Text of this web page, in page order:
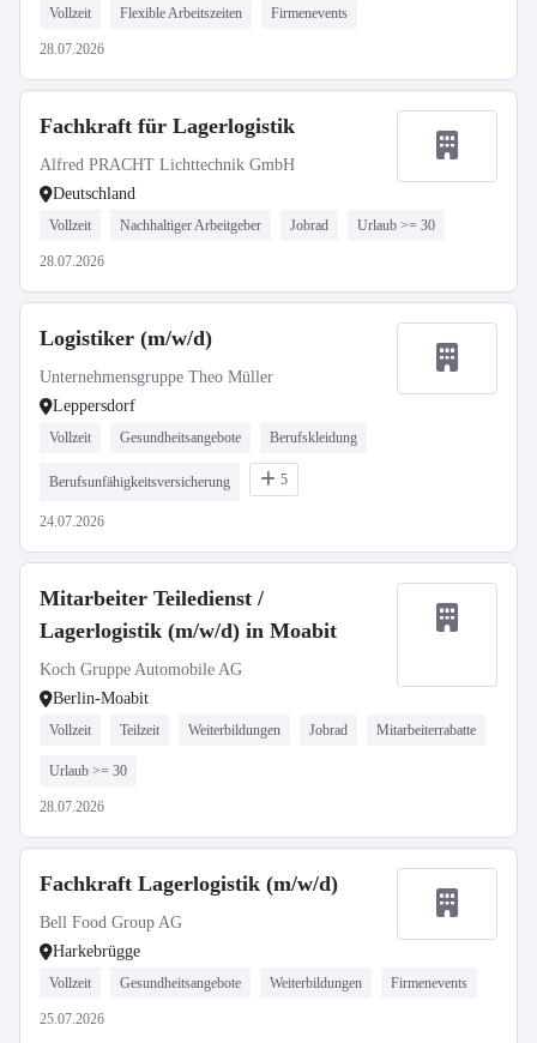
Vollzeit Flexible Arbeitszeiten Firmenevents
28.07.2026
Fachkraft für Lagerlogistik
Alfred PRACHT Lichttechnik GmbH
Deutschland
Vollzeit Nachhaltiger Arbeitgeber Jobrad Urlaub >= 30
28.07.2026
Logistiker (m/w/d)
Unternehmensgruppe Theo Müller
Leppersdorf
Vollzeit Gesundheitsangebote Berufskleidung
Berufsunfähigkeitsversicherung 5
24.07.2026
Mitarbeiter Teiledienst /
Lagerlogistik (m/w/d) in Moabit
Koch Gruppe Automobile AG
Berlin-Moabit
Vollzeit Teilzeit Weiterbildungen Jobrad Mitarbeiterrabatte
Urlaub >= 30
28.07.2026
Fachkraft Lagerlogistik (m/w/d)
Bell Food Group AG
Harkebrügge
Vollzeit Gesundheitsangebote Weiterbildungen Firmenevents
25.07.2026